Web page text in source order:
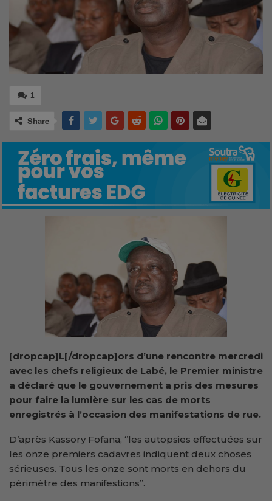
1
Share
[dropcap]L[/dropcap]ors d’une rencontre mercredi
avec les chefs religieux de Labé, le Premier ministre
a déclaré que le gouvernement a pris des mesures
pour faire la lumière sur les cas de morts
enregistrés à l’occasion des manifestations de rue.
D’après Kassory Fofana, ‘’les autopsies effectuées sur
les onze premiers cadavres indiquent deux choses
sérieuses. Tous les onze sont morts en dehors du
périmètre des manifestions’’.